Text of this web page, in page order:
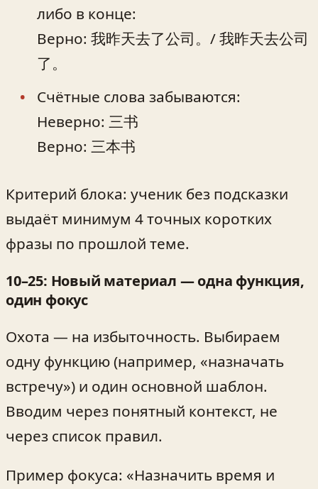
либо в конце:
Верно: 我昨天去了公司。/ 我昨天去公司
了。
Счётные слова забываются:
Неверно: 三书
Верно: 三本书
Критерий блока: ученик без подсказки
выдаёт минимум 4 точных коротких
фразы по прошлой теме.
10–25: Новый материал — одна функция,
один фокус
Охота — на избыточность. Выбираем
одну функцию (например, «назначать
встречу») и один основной шаблон.
Вводим через понятный контекст, не
через список правил.
Пример фокуса: «Назначить время и